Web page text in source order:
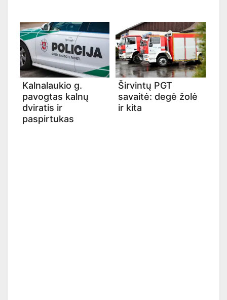
Kalnalaukio g.
pavogtas kalnų
dviratis ir
paspirtukas
Širvintų PGT
savaitė: degė žolė
ir kita